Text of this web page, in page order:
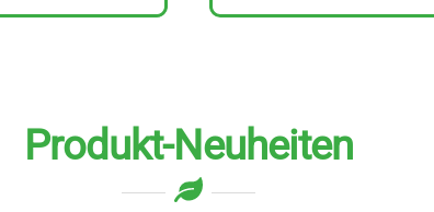
Produkt-Neuheiten